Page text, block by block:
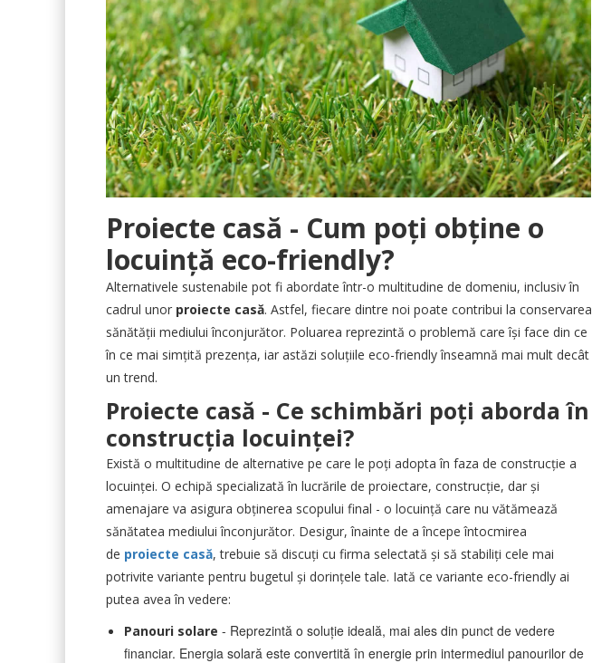
Proiecte casă - Cum poți obține o
locuință eco-friendly?
Alternativele sustenabile pot fi abordate într-o multitudine de domeniu, inclusiv în
cadrul unor proiecte casă. Astfel, fiecare dintre noi poate contribui la conservarea
sănătății mediului înconjurător. Poluarea reprezintă o problemă care își face din ce
în ce mai simțită prezența, iar astăzi soluțiile eco-friendly înseamnă mai mult decât
un trend.
Proiecte casă - Ce schimbări poți aborda în
construcția locuinței?
Există o multitudine de alternative pe care le poți adopta în faza de construcție a
locuinței. O echipă specializată în lucrările de proiectare, construcție, dar și
amenajare va asigura obținerea scopului final - o locuință care nu vătămează
sănătatea mediului înconjurător. Desigur, înainte de a începe întocmirea
de proiecte casă, trebuie să discuți cu firma selectată și să stabiliți cele mai
potrivite variante pentru bugetul și dorințele tale. Iată ce variante eco-friendly ai
putea avea în vedere:
Panouri solare - Reprezintă o soluție ideală, mai ales din punct de vedere
financiar. Energia solară este convertită în energie prin intermediul panourilor de